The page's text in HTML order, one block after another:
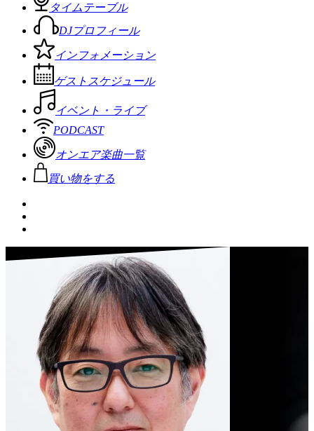
タイムテーブル
DJプロフィール
インフォメーション
ゲストスケジュール
イベント・ライブ
PODCAST
オンエア楽曲一覧
買い物をする